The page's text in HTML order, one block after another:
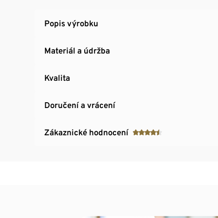
Prodloužený zadní díl se zaobleným spodním
Popis výrobku
Materiál a údržba
Kvalita
Doručení a vrácení
Zákaznické hodnocení